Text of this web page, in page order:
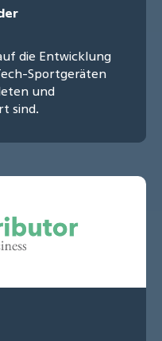
die Entwicklung
Sportgeräten
und
sind.